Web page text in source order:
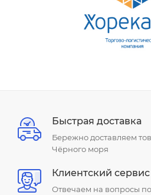
Быстрая доставка
Бережно доставляем
Чёрного моря
Клиентский сервис
Отвечаем на вопросы